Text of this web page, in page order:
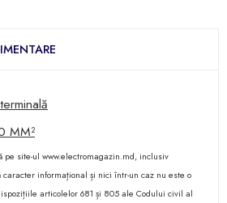
MM²
pe site-ul www.electromagazin.md, inclusiv
informațional și nici într-un caz nu este o
articolelor 681 și 805 ale Codului civil al